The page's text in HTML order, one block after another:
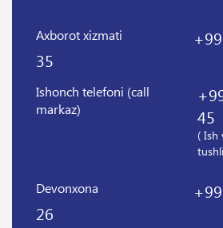
Axborot xizmati
35
Ishonch telefoni (call
markaz)
45
( Ish
Devonxona
26